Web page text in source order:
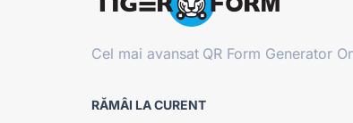
Cel mai avansat QR Form Generator
RĂMÂI LA CURENT